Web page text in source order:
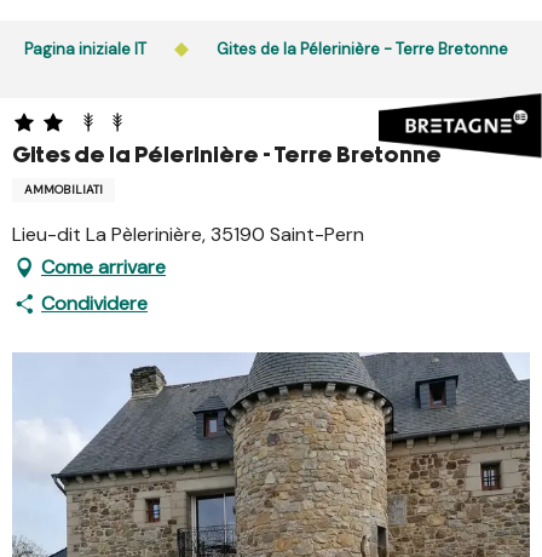
Pagina iniziale IT Gites de la Pélerinière - Terre Bretonne
Gites de la Pélerinière - Terre Bretonne
AMMOBILIATI
Lieu-dit La Pèlerinière, 35190 Saint-Pern
Come arrivare
Condividere